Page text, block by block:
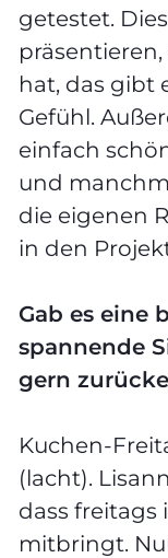
getestet.
hat, das gibt
Gefühl.
einfach
und
die eigenen
in den
Gab es eine
spannende
gern
Kuchen-
(lacht).
dass freitags
mitbringt.